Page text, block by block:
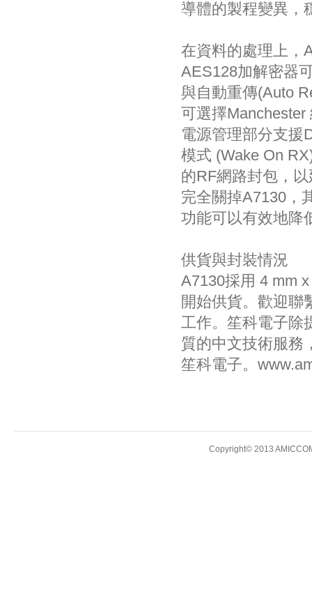
導體的製程變異，
在資料的處理上，
AES128加解密器
與自動重傳(Auto
可選擇
電源管理部分支援
模式 (Wake On
的RF網路封包，
完全關掉A7130，
功能可以有效地降
供貨與封裝情況
A7130採用 4 mm
開始供貨。歡迎聯
工作。笙科電子除
質的中文技術服務
笙科電子。
Copyright© 2013